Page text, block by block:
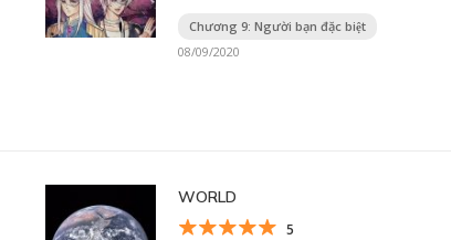
Chương 9: Người bạn đặc biệt
08/09/2020
WORLD
5